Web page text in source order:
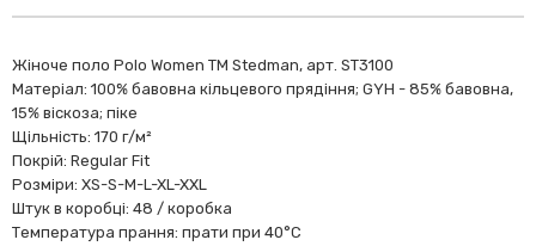
Жіноче поло Polo Women TM Stedman, арт. ST3100
Матеріал: 100% бавовна кільцевого прядіння; GYH - 85% бавовна,
15% віскоза; піке
Щільність: 170 г/м²
Покрій: Regular Fit
Розміри: XS-S-M-L-XL-XXL
Штук в коробці: 48 / коробка
Температура прання: прати при 40°C